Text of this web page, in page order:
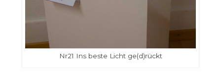
Nr21 Ins beste Licht ge(d)rückt